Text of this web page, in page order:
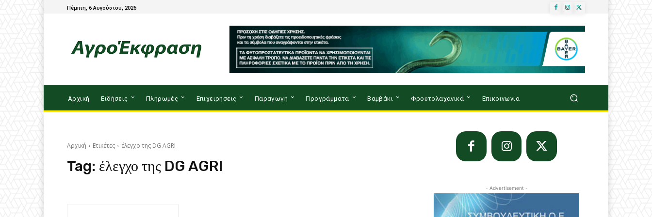
Πέμπτη, 6 Αυγούστου, 2026
Αρχική Ειδήσεις Πληρωμές Επιχειρήσεις Παραγωγή Προγράμματα Βαμβάκι Φρουτολαχανικά Επικοινωνία
Αρχική Ετικέτες έλεγχο της DG AGRI
Tag: έλεγχο της DG AGRI
- Advertisement -